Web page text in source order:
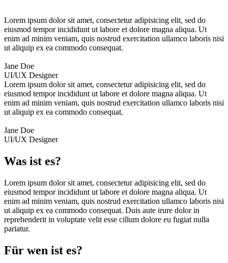
Lorem ipsum dolor sit amet, consectetur adipisicing elit, sed do
eiusmod tempor incididunt ut labore et dolore magna aliqua. Ut
enim ad minim veniam, quis nostrud exercitation ullamco laboris nisi
ut aliquip ex ea commodo consequat.
Jane Doe
UI/UX Designer
Lorem ipsum dolor sit amet, consectetur adipisicing elit, sed do
eiusmod tempor incididunt ut labore et dolore magna aliqua. Ut
enim ad minim veniam, quis nostrud exercitation ullamco laboris nisi
ut aliquip ex ea commodo consequat.
Jane Doe
UI/UX Designer
Was ist es?
Lorem ipsum dolor sit amet, consectetur adipisicing elit, sed do
eiusmod tempor incididunt ut labore et dolore magna aliqua. Ut
enim ad minim veniam, quis nostrud exercitation ullamco laboris nisi
ut aliquip ex ea commodo consequat. Duis aute irure dolor in
reprehenderit in voluptate velit esse cillum dolore eu fugiat nulla
pariatur.
Für wen ist es?